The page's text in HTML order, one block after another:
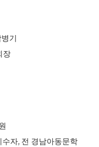
기
장
자, 전 경남아동문학